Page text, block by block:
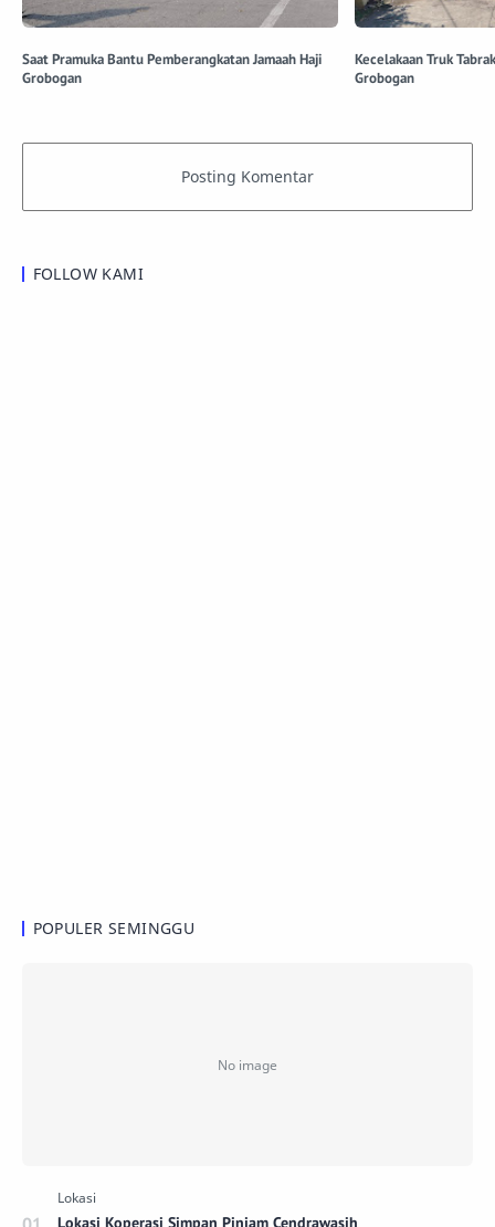
Saat Pramuka Bantu Pemberangkatan Jamaah Haji
Grobogan
Kecelakaan Truk
Grobogan
FOLLOW KAMI
POPULER SEMINGGU
Lokasi Koperasi Simpan Pinjam Cendrawasih